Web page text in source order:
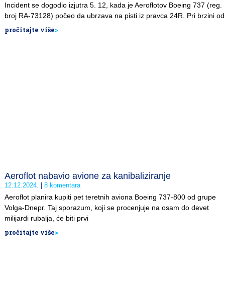
Incident se dogodio izjutra 5. 12, kada je Aeroflotov Boeing 737 (reg.
broj RA-73128) počeo da ubrzava na pisti iz pravca 24R. Pri brzini od
pročitajte više>
Aeroflot nabavio avione za kanibaliziranje
12.12.2024. 8 komentara
Aeroflot planira kupiti pet teretnih aviona Boeing 737-800 od grupe
Volga-Dnepr. Taj sporazum, koji se procenjuje na osam do devet
milijardi rubalja, će biti prvi
pročitajte više>